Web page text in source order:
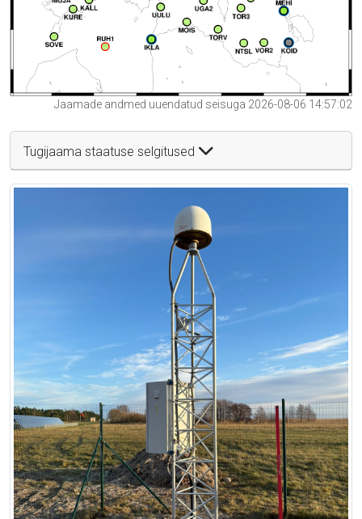
Jaamade andmed uuendatud seisuga 2026-08-06 14:57:02
Tugijaama staatuse selgitused